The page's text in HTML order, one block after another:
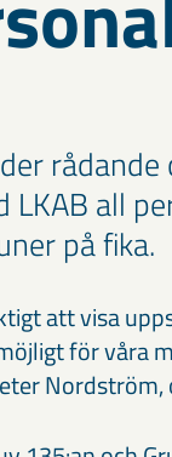
all
på fika.
att visa
för våra